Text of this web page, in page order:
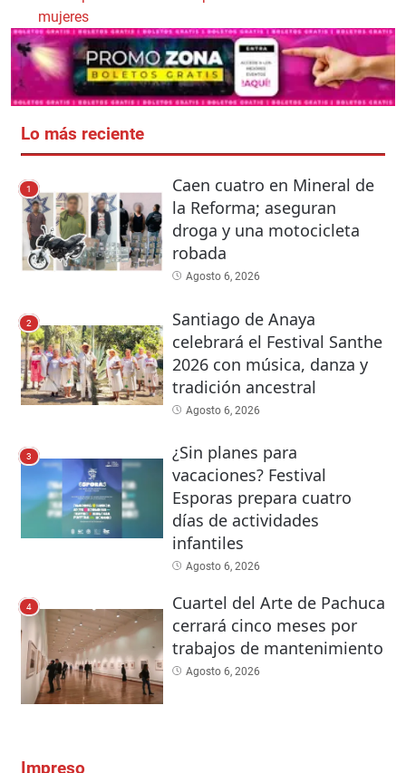
mujeres
Lo más reciente
1
Caen cuatro en Mineral de
la Reforma; aseguran
droga y una motocicleta
robada
Agosto 6, 2026
2
Santiago de Anaya
celebrará el Festival Santhe
2026 con música, danza y
tradición ancestral
Agosto 6, 2026
3
¿Sin planes para
vacaciones? Festival
Esporas prepara cuatro
días de actividades
infantiles
Agosto 6, 2026
4
Cuartel del Arte de Pachuca
cerrará cinco meses por
trabajos de mantenimiento
Agosto 6, 2026
Impreso